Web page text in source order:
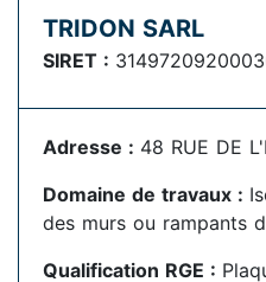
TRIDON SARL
SIRET :
Adresse : 48 RUE DE
Domaine de travaux :
des murs ou rampants
Qualification RGE :